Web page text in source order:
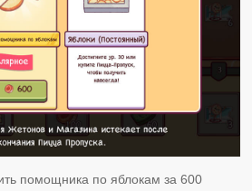
помощника по яблокам за 600